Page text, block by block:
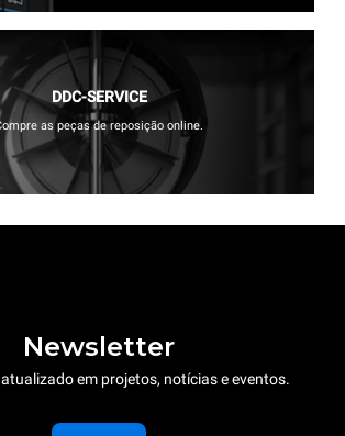
DDC-SERVICE
as peças de reposição online.
Newsletter
em projetos, notícias e eventos.